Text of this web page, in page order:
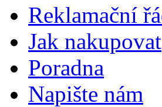
Reklamační
Jak nakupovat
Poradna
Napište nám